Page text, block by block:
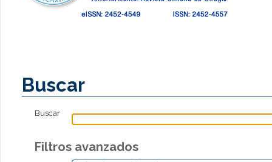
Buscar
Buscar
Filtros avanzados